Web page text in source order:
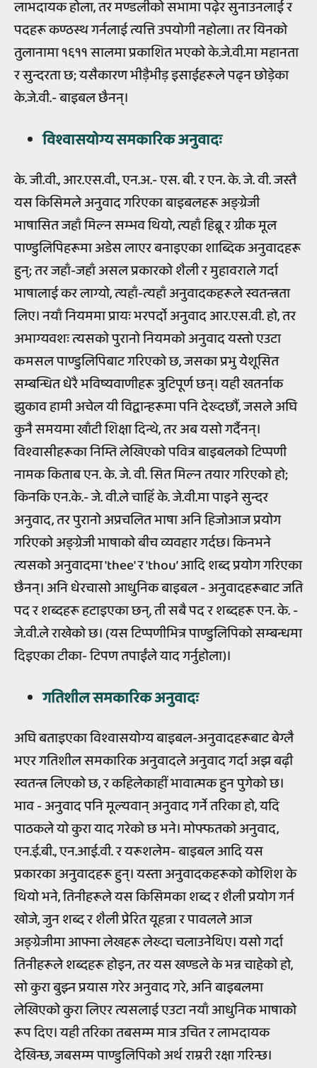
लाभदायक होला, तर मण्डलीको सभामा पढ़ेर सुनाउनलाई र
पदहरू कण्ठस्थ गर्नलाई त्यत्ति उपयोगी नहोला। तर यिनको
तुलानामा १६११ सालमा प्रकाशित भएको के.जे.वी.मा महानता
र सुन्दरता छ; यसैकारण भीड़ैभीड़ इसाईहरूले पढ्न छोड़ेका
के.जे.वी.- बाइबल छैनन्।
विश्वासयोग्य समकारिक अनुवादः
के. जी.वी., आर.एस.वी., एन.अ.- एस. बी. र एन. के. जे. वी. जस्तै
यस किसिमले अनुवाद गरिएका बाइबलहरू अङ्ग्रेजी
भाषासित जहाँ मिल्न सम्भव थियो, त्यहाँ हिब्रू र ग्रीक मूल
पाण्डुलिपिहरूमा अडेस लाएर बनाइएका शाब्दिक अनुवादहरू
हुन्; तर जहाँ-जहाँ असल प्रकारको शैली र मुहावराले गर्दा
भाषालाई कर लाग्यो, त्यहाँ-त्यहाँ अनुवादकहरूले स्वतन्त्रता
लिए। नयाँ नियममा प्रायः भरपर्दो अनुवाद आर.एस.वी. हो, तर
अभाग्यवशः त्यसको पुरानो नियमको अनुवाद यस्तो एउटा
कमसल पाण्डुलिपिबाट गरिएको छ, जसका प्रभु येशूसित
सम्बन्धित धेरै भविष्यवाणीहरू त्रुटिपूर्ण छन्। यही खतर्नाक
झुकाव हामी अचेल यी विद्वान्हरूमा पनि देख्दछौं, जसले अघि
कुनै समयमा खाँटी शिक्षा दिन्थे, तर अब यसो गर्दैनन्।
विश्वासीहरूका निम्ति लेखिएको पवित्र बाइबलको टिप्पणी
नामक किताब एन. के. जे. वी. सित मिल्न तयार गरिएको हो;
किनकि एन.के.- जे. वी.ले चाहिँ के. जे.वी.मा पाइने सुन्दर
अनुवाद, तर पुरानो अप्रचलित भाषा अनि हिजोआज प्रयोग
गरिएको अङ्ग्रेजी भाषाको बीच व्यवहार गर्दछ। किनभने
त्यसको अनुवादमा 'thee' र 'thou’ आदि शब्द प्रयोग गरिएका
छैनन्। अनि धेरचासो आधुनिक बाइबल - अनुवादहरूबाट जति
पद र शब्दहरू हटाइएका छन्, ती सबै पद र शब्दहरू एन. के. -
जे.वी.ले राखेको छ। (यस टिप्पणीभित्र पाण्डुलिपिको सम्बन्धमा
दिइएका टीका- टिपण तपाईंले याद गर्नुहोला)।
गतिशील समकारिक अनुवादः
अघि बताइएका विश्वासयोग्य बाइबल-अनुवादहरूबाट बेग्लै
भएर गतिशील समकारिक अनुवादले अनुवाद गर्दा अझ बढ़ी
स्वतन्त्र लिएको छ, र कहिलेकाहीं भावात्मक हुन पुगेको छ।
भाव - अनुवाद पनि मूल्यवान् अनुवाद गर्ने तरिका हो, यदि
पाठकले यो कुरा याद गरेको छ भने। मोफ्फतको अनुवाद,
एन.ई.बी., एन.आई.वी. र यरूशलेम- बाइबल आदि यस
प्रकारका अनुवादहरू हुन्। यस्ता अनुवादकहरूको कोशिश के
थियो भने, तिनीहरूले यस किसिमका शब्द र शैली प्रयोग गर्न
खोजे, जुन शब्द र शैली प्रेरित यूहन्ना र पावलले आज
अङ्ग्रेजीमा आफ्ना लेखहरू लेख्दा चलाउनेथिए। यसो गर्दा
तिनीहरूले शब्दहरू होइन, तर यस खण्डले के भन्न चाहेको हो,
सो कुरा बुझ्न प्रयास गरेर अनुवाद गरे, अनि बाइबलमा
लेखिएको कुरा लिएर त्यसलाई एउटा नयाँ आधुनिक भाषाको
रूप दिए। यही तरिका तबसम्म मात्र उचित र लाभदायक
देखिन्छ, जबसम्म पाण्डुलिपिको अर्थ राम्ररी रक्षा गरिन्छ।